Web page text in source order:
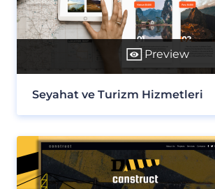
Preview
Seyahat ve Turizm Hizmetleri